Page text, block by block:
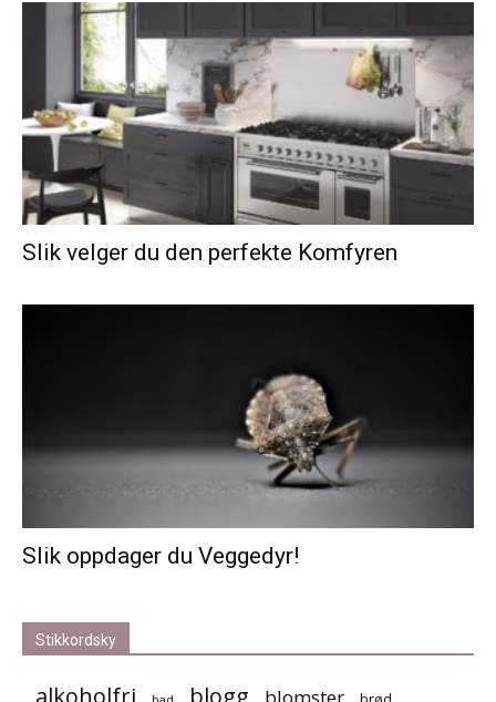
Slik velger du den perfekte Komfyren
Slik oppdager du Veggedyr!
Stikkordsky
alkoholfri blogg